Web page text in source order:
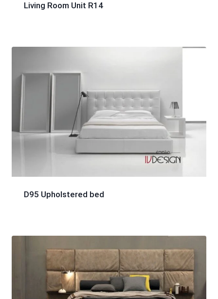
Living Room Unit R14
D95 Upholstered bed